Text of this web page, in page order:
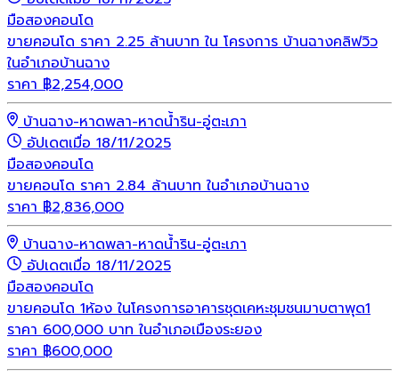
มือสองคอนโด
ขายคอนโด ราคา 2.25 ล้านบาท ใน โครงการ บ้านฉางคลิฟวิว
ในอำเภอบ้านฉาง
ราคา ฿2,254,000
บ้านฉาง-หาดพลา-หาดน้ำริน-อู่ตะเภา
อัปเดตเมื่อ 18/11/2025
มือสองคอนโด
ขายคอนโด ราคา 2.84 ล้านบาท ในอำเภอบ้านฉาง
ราคา ฿2,836,000
บ้านฉาง-หาดพลา-หาดน้ำริน-อู่ตะเภา
อัปเดตเมื่อ 18/11/2025
มือสองคอนโด
ขายคอนโด 1ห้อง ในโครงการอาคารชุดเคหะชุมชนมาบตาพุด1
ราคา 600,000 บาท ในอำเภอเมืองระยอง
ราคา ฿600,000